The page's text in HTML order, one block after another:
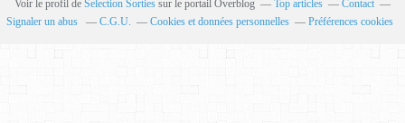
Voir le profil de Selection Sorties sur le portail Overblog Top articles
Contact
Signaler un abus
C.G.U. Cookies et données personnelles Préférences cookies